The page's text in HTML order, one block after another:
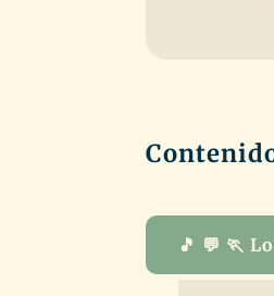
🎵 💬 🏃